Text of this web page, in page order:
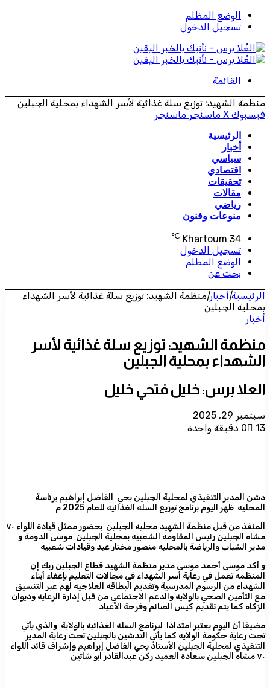
الوضع المظلم
تسجيل الدخول
القائمة
منظمة الشهيد: توزيع سلة غذائية لأسر الشهداء بمحلية الجبلين
فيسبوك ‫X ماسنجر ماسنجر
الرئيسية
أخبار
سياسي
اقتصادي
تحقيقات
مقالات
رياضي
منوعات وفنون
Khartoum 34
℃
تسجيل الدخول
الوضع المظلم
بحث عن
الرئيسية|أخبار|منظمة الشهيد: توزيع سلة غذائية لأسر الشهداء
بمحلية الجبلين
أخبار
منظمة الشهيد: توزيع سلة غذائية لأسر
الشهداء بمحلية الجبلين
العلا برس: خليل فتحي خليل
سبتمبر 29, 2025
0
13 دقيقة واحدة
دشن المدير التنفيذي لمحلية الجبلين يحي الفاضل إبراهيم برئاسة
المحليه ظهر اليوم برنامج توزيع السله الغذائيه للعام 2025 م
المنفذ من قبل منظمة الشهيد محليه الجبلين بحضور ممثل قيادة اللواء ٧٠
مشاه الجبلين رئيس المقاومه الشعبيه بمحلية الجبلين موسى الدومة و
مدير الشباب والرياضة بالمحليه منصور مختار عيد وقيادات شعبيه
و أكد موسى أحمد موسى مدير منظمة الشهيد قطاع الجبلين ربك إن
المنظمه تعمل في رعاية أسر الشهداء في مجالات التعليم بإعفاء أبناء
الشهداء من الرسوم المدرسية وتقديم البطاقه العلاجيه لهم عبر التنسيق
مع التأمين الصحي بالولايه والدعم الاجتماعي من قبل إدارة الرعايه وديوان
الزكاه كما يتم تقديم كيس الصائم وفرحة الأعياد
مضيفا أن اليوم يعتبر امتدادا لبرنامج السله الغذائيه بالولاية والذي يأتي
تحت رعاية حكومة الولايه كما يأتي التدشين بالجبلين تحت رعاية المدير
التنفيذي لمحلية الجبلين الأستاذ يحي الفاضل إبراهيم وإشراف قائد اللواء
٧٠ مشاه الجبلين سعادة العميد ركن عبدالقادر ابو شاتين